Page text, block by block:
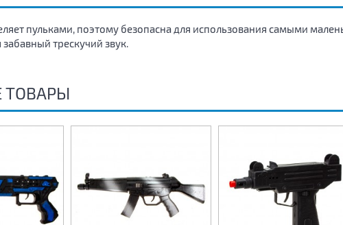
пульками, поэтому безопасна для использования самыми
трескучий звук.
ТОВАРЫ